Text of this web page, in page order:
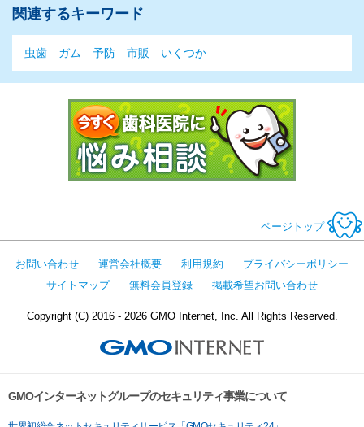
関連するキーワード
虫歯 ガム 予防 市販 いくつか
ページトップ
お問い合わせ 運営会社概要 利用規約
プライバシーポリシー
サイトマップ
無料会員登録 掲載希望お問い合わせ
Copyright (C) 2016 - 2026 GMO Internet, Inc. All Rights Reserved.
GMOインターネットグループのセキュリティ事業について